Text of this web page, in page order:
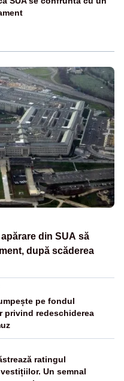
din SUA să
după scăderea
pe fondul
privind redeschiderea
ratingul
Un semnal